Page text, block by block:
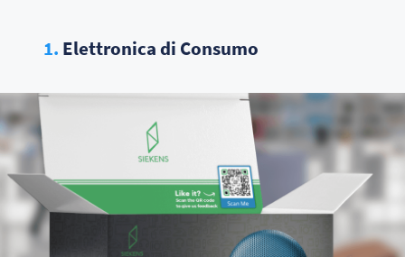
1. Elettronica di Consumo